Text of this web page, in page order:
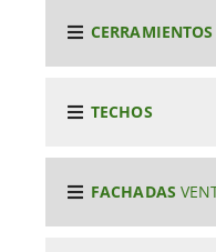
CERRAMIENTOS
TECHOS
FACHADAS